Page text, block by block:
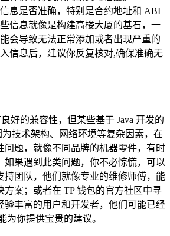
息是否准确，特别是合约地址和 ABI
信息就像是构建高楼大厦的基石，一
会导致无法正常添加或者出现严重的
信息后，建议你反复核对,确保准确无
好的兼容性，但某些基于 Java 开发的
技术架构、网络环境等复杂因素，在
问题，就像不同品牌的机器零件，有时
如果遇到此类问题，你不必惊慌，可以
持团队，他们就像专业的维修师傅，能
方案；或者在 TP 钱包的官方社区中寻
验丰富的用户和开发者，他们可能已经
为你提供宝贵的建议。